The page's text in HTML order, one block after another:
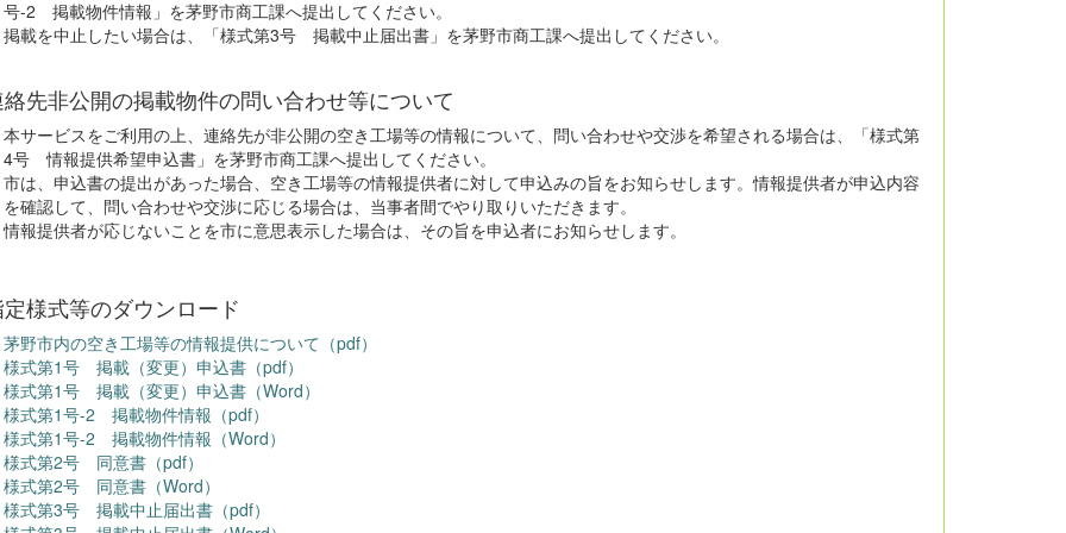
号-2 掲載物件情報」を茅野市商工課へ提出してください。
掲載を中止したい場合は、「様式第3号 掲載中止届出書」を茅野市商工課へ提出してください。
先非公開の掲載物件の問い合わせ等について
本サービスをご利用の上、連絡先が非公開の空き工場等の情報について、問い合わせや交渉を希望される場合は、「様式第
4号 情報提供希望申込書」を茅野市商工課へ提出してください。
市は、申込書の提出があった場合、空き工場等の情報提供者に対して申込みの旨をお知らせします。情報提供者が申込内容
を確認して、問い合わせや交渉に応じる場合は、当事者間でやり取りいただきます。
情報提供者が応じないことを市に意思表示した場合は、その旨を申込者にお知らせします。
様式等のダウンロード
茅野市内の空き工場等の情報提供について（pdf）
様式第1号 掲載（変更）申込書（pdf）
様式第1号 掲載（変更）申込書（Word）
様式第1号-2 掲載物件情報（pdf）
様式第1号-2 掲載物件情報（Word）
様式第2号 同意書（pdf）
様式第2号 同意書（Word）
様式第3号 掲載中止届出書（pdf）